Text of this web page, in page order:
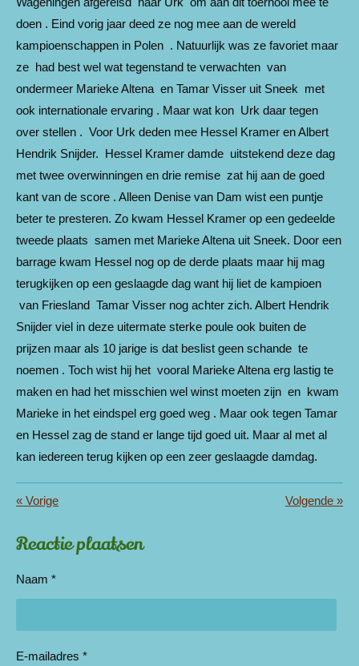
doen . Eind vorig jaar deed ze nog mee aan de wereld
kampioenschappen in Polen . Natuurlijk was ze favoriet maar
ze had best wel wat tegenstand te verwachten van
ondermeer Marieke Altena en Tamar Visser uit Sneek met
ook internationale ervaring . Maar wat kon Urk daar tegen
over stellen . Voor Urk deden mee Hessel Kramer en Albert
Hendrik Snijder. Hessel Kramer damde uitstekend deze dag
met twee overwinningen en drie remise zat hij aan de goed
kant van de score . Alleen Denise van Dam wist een puntje
beter te presteren. Zo kwam Hessel Kramer op een gedeelde
tweede plaats samen met Marieke Altena uit Sneek. Door een
barrage kwam Hessel nog op de derde plaats maar hij mag
terugkijken op een geslaagde dag want hij liet de kampioen
van Friesland Tamar Visser nog achter zich. Albert Hendrik
Snijder viel in deze uitermate sterke poule ook buiten de
prijzen maar als 10 jarige is dat beslist geen schande te
noemen . Toch wist hij het vooral Marieke Altena erg lastig te
maken en had het misschien wel winst moeten zijn en kwam
Marieke in het eindspel erg goed weg . Maar ook tegen Tamar
en Hessel zag de stand er lange tijd goed uit. Maar al met al
kan iedereen terug kijken op een zeer geslaagde damdag.
« Vorige Volgende »
Reactie plaatsen
Naam *
E-mailadres *